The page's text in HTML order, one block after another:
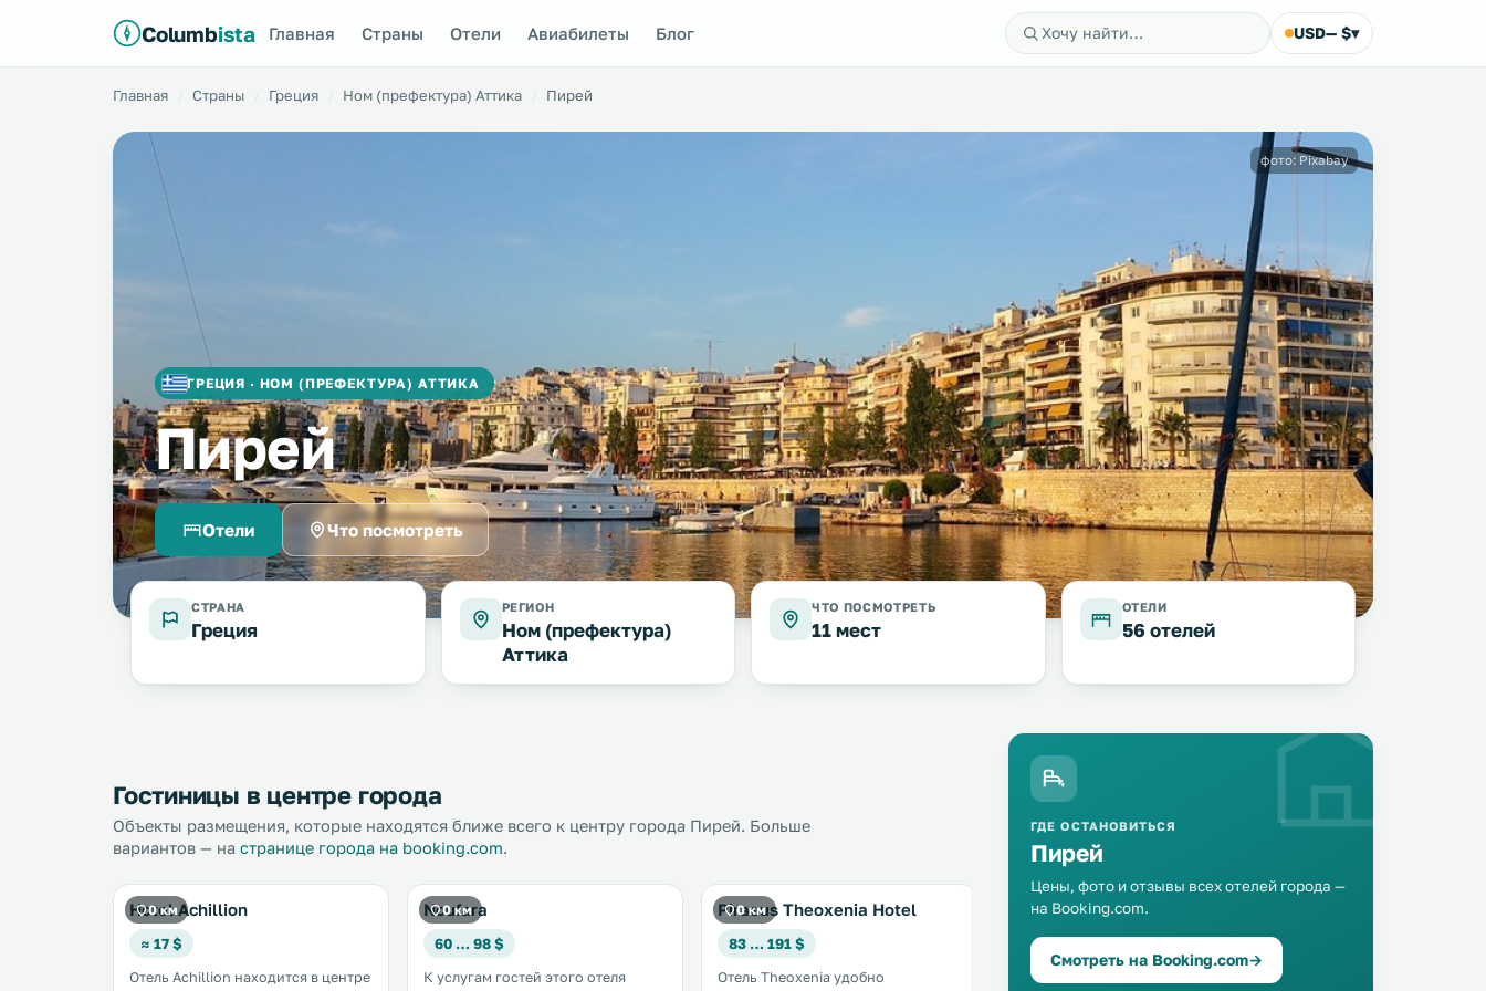
Columbista Главная Страны Отели Авиабилеты Блог USD— $▾
Главная Страны Греция Ном (префектура) Аттика Пирей
ГРЕЦИЯ · НОМ (ПРЕФЕКТУРА) АТТИКА
Пирей
Отели Что посмотреть
фото: Pixabay
СТРАНА
Греция
РЕГИОН
Ном (префектура)
Аттика
ЧТО ПОСМОТРЕТЬ
11 мест
ОТЕЛИ
56 отелей
Гостиницы в центре города
Объекты размещения, которые находятся ближе всего к центру города Пирей. Больше
вариантов — на странице города на booking.com.
0 км
Hotel Achillion
≈ 17 $
Отель Achillion находится в центре
0 км
Noufara
60 … 98 $
К услугам гостей этого отеля
0 км
Piraeus Theoxenia Hotel
83 … 191 $
Отель Theoxenia удобно
0 км
Anita Hotel
35 … 97 $
В отеле Anita, расположенном
ГДЕ ОСТАНОВИТЬСЯ
Пирей
Цены, фото и отзывы всех отелей города —
на Booking.com.
Смотреть на Booking.com→